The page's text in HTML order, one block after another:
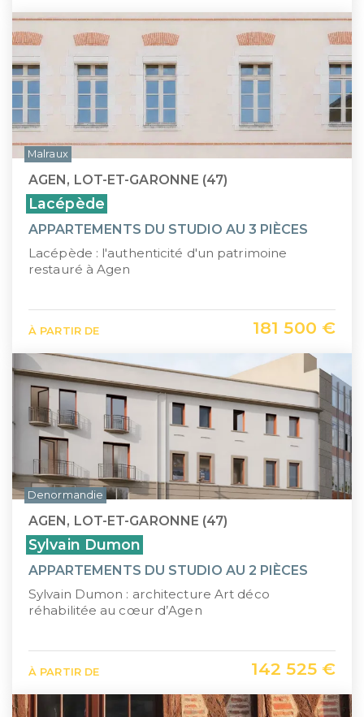
AGEN, LOT-ET-GARONNE (47)
Lacépède
APPARTEMENTS DU STUDIO AU 3 PIÈCES
Lacépède : l'authenticité d'un patrimoine
restauré à Agen
À PARTIR DE 181 500 €
Malraux
AGEN, LOT-ET-GARONNE (47)
Sylvain Dumon
APPARTEMENTS DU STUDIO AU 2 PIÈCES
Sylvain Dumon : architecture Art déco
réhabilitée au cœur d’Agen
À PARTIR DE 142 525 €
Denormandie